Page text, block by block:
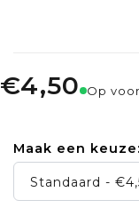
€4,50 Op
Maak een keuze:
Standaard -